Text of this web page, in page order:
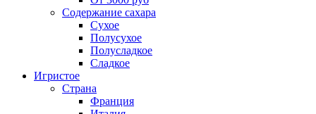
Содержание сахара
Сухое
Полусухое
Полусладкое
Сладкое
Игристое
Страна
Франция